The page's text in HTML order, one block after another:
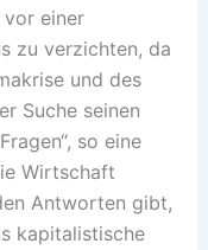
vor einer
zu verzichten, da
und des
Suche seinen
so eine
Wirtschaft
Antworten gibt,
kapitalistische